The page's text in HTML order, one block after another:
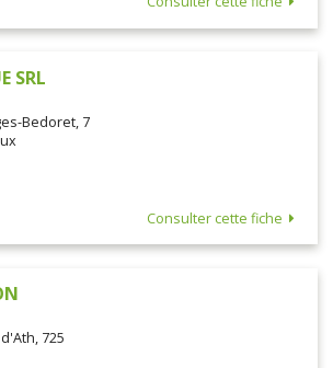
SRL
Bedoret, 7
Consulter cette fiche
725